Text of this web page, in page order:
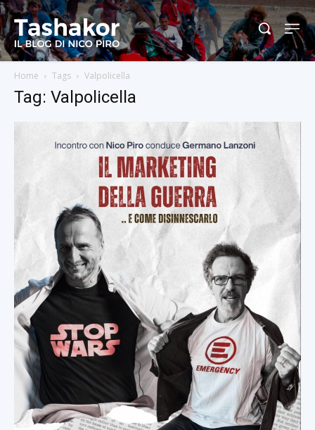
Home Tags Valpolicella
Tag: Valpolicella